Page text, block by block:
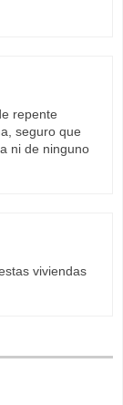
repente
seguro que
ni de ninguno
viviendas